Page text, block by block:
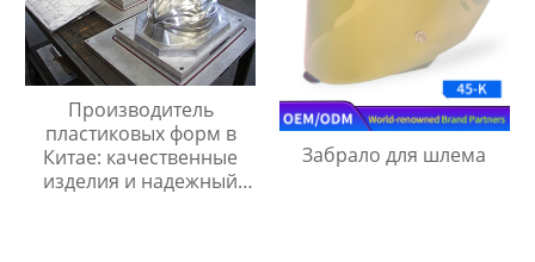
Производитель
пластиковых форм в
Китае: качественные
изделия и надежный
Забрало для шлема